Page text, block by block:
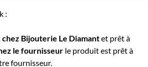
:
chez Bijouterie Le Diamantet prêt à
le fournisseur le produit est prêt à
fournisseur.